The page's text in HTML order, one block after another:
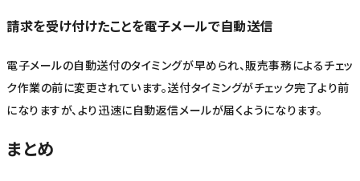
請求を受け付けたことを電子メールで自動送信
電子メールの自動送付のタイミングが早められ、販売事務によるチェッ
ク作業の前に変更されています。送付タイミングがチェック完了より前
になりますが、より迅速に自動返信メールが届くようになります。
まとめ